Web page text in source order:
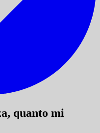
quanto mi